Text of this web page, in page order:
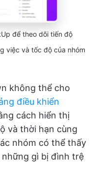
để theo dõi tiến độ
việc và tốc độ của nhóm
không thể cho
điều khiển
cách hiển thị
và thời hạn cùng
nhóm có thể thấy
gì bị đình trệ